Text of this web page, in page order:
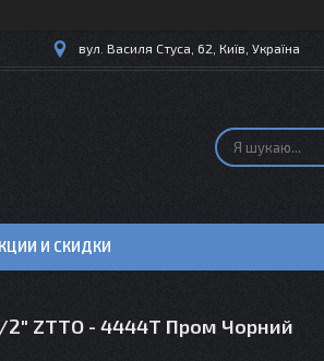
вул. Василя Стуса, 62, Київ, Україна
И СКИДКИ
2" ZTTO - 4444T Пром Чорний